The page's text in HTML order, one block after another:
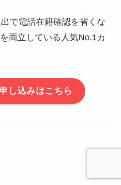
で電話在籍確認を省くな
両立している人気No.1カ
し込みはこちら